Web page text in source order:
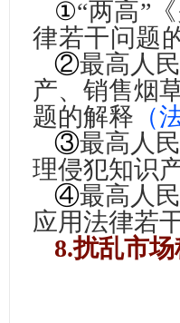
①“两高”
律若干问题
②最高人
产、销售烟
题的解释 （
③最高人
理侵犯知识
④最高人
应用法律若
8.扰乱市场